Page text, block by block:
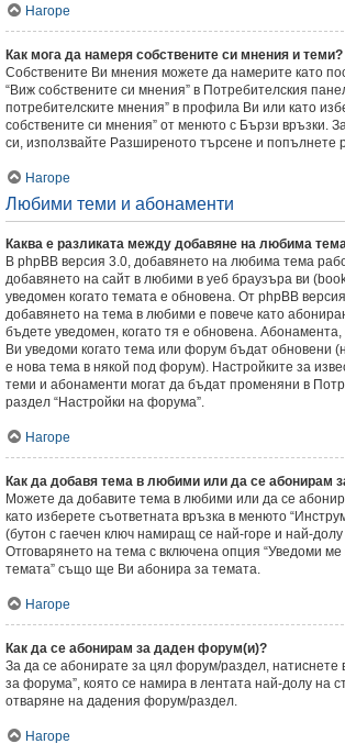
Нагоре
Как мога да намеря собствените си мнения и теми?
Собствените Ви мнения можете да намерите като
“Виж собствените си мнения” в Потребителския
потребителските мнения” в профила Ви или като
собствените си мнения” от менюто с Бързи връзки.
си, използвайте Разширеното търсене и попълнете
Нагоре
Любими теми и абонаменти
Каква е разликата между добавяне на любима
В phpBB версия 3.0, добавянето на любима тема
добавянето на сайт в любими в уеб браузъра ви
уведомен когато темата е обновена. От phpBB
добавянето на тема в любими е повече като
бъдете уведомен, когато тя е обновена. Абонамента,
Ви уведоми когато тема или форум бъдат обновени
е нова тема в някой под форум). Настройките за
теми и абонаменти могат да бъдат променяни в
раздел “Настройки на форума”.
Нагоре
Как да добавя тема в любими или да се абонирам
Можете да добавите тема в любими или да се
като изберете съответната връзка в менюто
(бутон с гаечен ключ намиращ се най-горе и най-
Отговарянето на тема с включена опция “Уведоми ме
темата” също ще Ви абонира за темата.
Нагоре
Как да се абонирам за даден форум(и)?
За да се абонирате за цял форум/раздел, натиснете
за форума”, която се намира в лентата най-долу на
отваряне на дадения форум/раздел.
Нагоре